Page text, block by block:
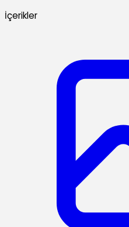
İçerikler